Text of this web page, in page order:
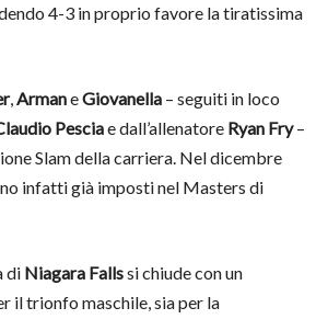
4-3 in proprio favore la tiratissima
,ArmaneGiovanella – seguiti in loco
Pesciae dall’allenatore Ryan Fry–
Slam della carriera. Nel dicembre
infatti già imposti nel Masters di
di Niagara Fallssi chiude con un
il trionfo maschile, sia per la